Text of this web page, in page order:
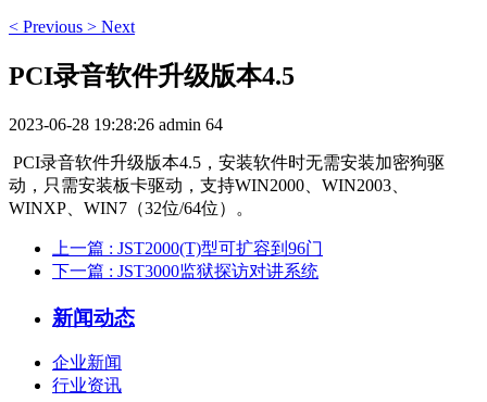
< Previous > Next
PCI录音软件升级版本4.5
2023-06-28 19:28:26 admin 64
PCI录音软件升级版本4.5，安装软件时无需安装加密狗驱
动，只需安装板卡驱动，支持WIN2000、WIN2003、
WINXP、WIN7（32位/64位）。
上一篇 : JST2000(T)型可扩容到96门
下一篇 : JST3000监狱探访对讲系统
新闻动态
企业新闻
行业资讯